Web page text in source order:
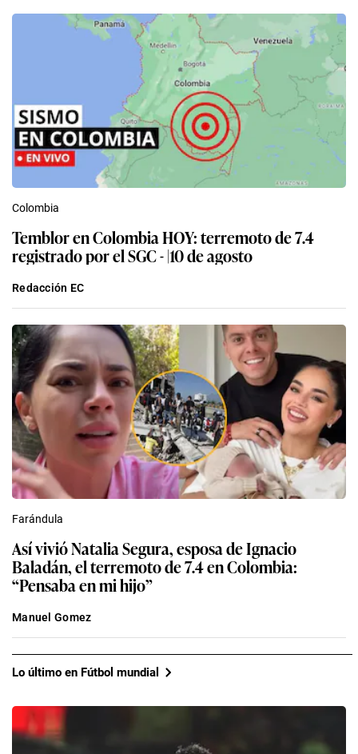
Colombia
Temblor en Colombia HOY: terremoto de 7.4
registrado por el SGC - |10 de agosto
Redacción EC
Farándula
Así vivió Natalia Segura, esposa de Ignacio
Baladán, el terremoto de 7.4 en Colombia:
“Pensaba en mi hijo”
Manuel Gomez
Lo último en Fútbol mundial